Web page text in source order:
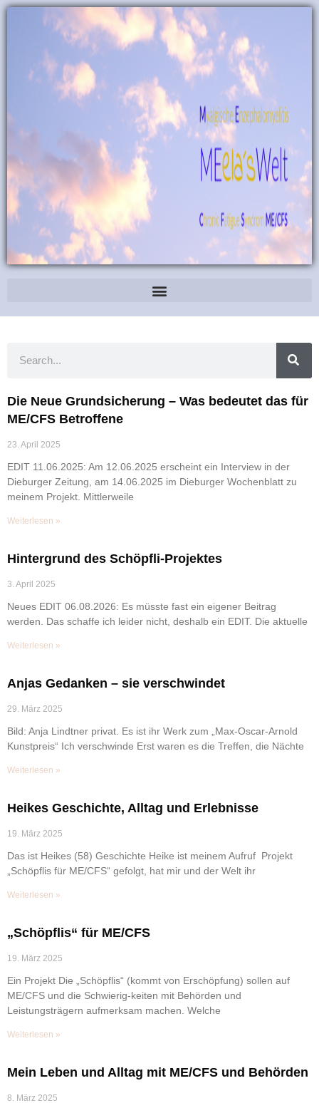
Die Neue Grundsicherung – Was bedeutet das für
ME/CFS Betroffene
23. April 2025
EDIT 11.06.2025: Am 12.06.2025 erscheint ein Interview in der
Dieburger Zeitung, am 14.06.2025 im Dieburger Wochenblatt zu
meinem Projekt. Mittlerweile
Weiterlesen »
Hintergrund des Schöpfli-Projektes
3. April 2025
Neues EDIT 06.08.2026: Es müsste fast ein eigener Beitrag
werden. Das schaffe ich leider nicht, deshalb ein EDIT. Die aktuelle
Weiterlesen »
Anjas Gedanken – sie verschwindet
29. März 2025
Bild: Anja Lindtner privat. Es ist ihr Werk zum „Max-Oscar-Arnold
Kunstpreis“ Ich verschwinde Erst waren es die Treffen, die Nächte
Weiterlesen »
Heikes Geschichte, Alltag und Erlebnisse
19. März 2025
Das ist Heikes (58) Geschichte Heike ist meinem Aufruf Projekt
„Schöpflis für ME/CFS“ gefolgt, hat mir und der Welt ihr
Weiterlesen »
„Schöpflis“ für ME/CFS
19. März 2025
Ein Projekt Die „Schöpflis“ (kommt von Erschöpfung) sollen auf
ME/CFS und die Schwierig-keiten mit Behörden und
Leistungsträgern aufmerksam machen. Welche
Weiterlesen »
Mein Leben und Alltag mit ME/CFS und Behörden
8. März 2025